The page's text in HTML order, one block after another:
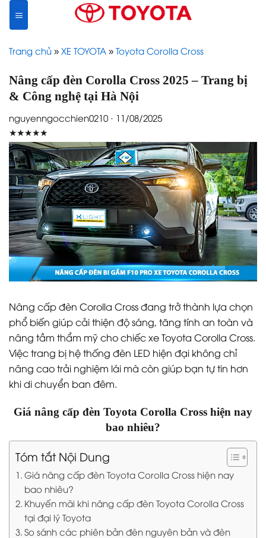
content
Trang chủ » XE TOYOTA » Toyota Corolla Cross
Nâng cấp đèn Corolla Cross 2025 – Trang bị
& Công nghệ tại Hà Nội
nguyenngocchien0210 · 11/08/2025
★★★★★
Nâng cấp đèn Corolla Cross đang trở thành lựa chọn
phổ biến giúp cải thiện độ sáng, tăng tính an toàn và
nâng tầm thẩm mỹ cho chiếc xe Toyota Corolla Cross.
Việc trang bị hệ thống đèn LED hiện đại không chỉ
nâng cao trải nghiệm lái mà còn giúp bạn tự tin hơn
khi di chuyển ban đêm.
Giá nâng cấp đèn Toyota Corolla Cross hiện nay
bao nhiêu?
Tóm tắt Nội Dung
Giá nâng cấp đèn Toyota Corolla Cross hiện nay
bao nhiêu?
Khuyến mãi khi nâng cấp đèn Toyota Corolla Cross
tại đại lý Toyota
So sánh các phiên bản đèn nguyên bản và đèn